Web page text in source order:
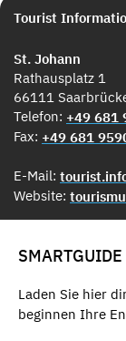
Tourist
St. Johann
Rathausplatz 1
66111
Telefon: +49 681
Fax: +49 681
E-Mail:
Website:
SMARTGUIDE
Laden Sie hier
beginnen Ihre